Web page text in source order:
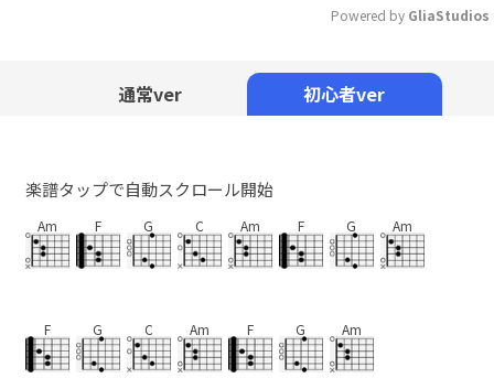
Powered by GliaStudios
通常ver 初心者ver
楽譜タップで自動スクロール開始
Am F G C Am F G Am
F G C Am F G Am